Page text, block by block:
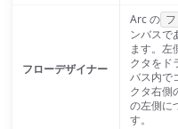
フローデザイナー
Arc の
ンバスで
ます。左
クタをド
バス内で
クタ右側
の左側に
す。